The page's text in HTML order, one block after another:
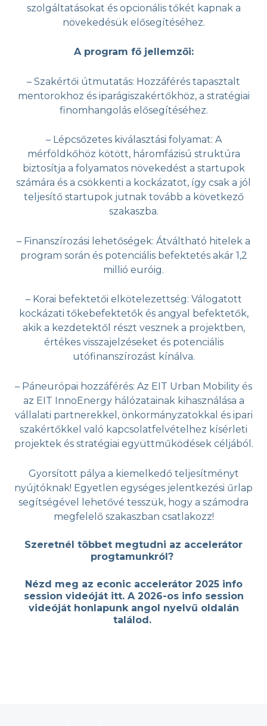
szolgáltatásokat és opcionális tőkét kapnak a
növekedésük elősegítéséhez.
A program fő jellemzői:
– Szakértői útmutatás: Hozzáférés tapasztalt
mentorokhoz és iparágiszakértőkhöz, a stratégiai
finomhangolás elősegítéséhez.
– Lépcsőzetes kiválasztási folyamat: A
mérföldkőhöz kötött, háromfázisú struktúra
biztosítja a folyamatos növekedést a startupok
számára és a csökkenti a kockázatot, így csak a jól
teljesítő startupok jutnak tovább a következő
szakaszba.
– Finanszírozási lehetőségek: Átváltható hitelek a
program során és potenciális befektetés akár 1,2
millió euróig.
– Korai befektetői elkötelezettség: Válogatott
kockázati tőkebefektetők és angyal befektetők,
akik a kezdetektől részt vesznek a projektben,
értékes visszajelzéseket és potenciális
utófinanszírozást kínálva.
– Páneurópai hozzáférés: Az EIT Urban Mobility és
az EIT InnoEnergy hálózatainak kihasználása a
vállalati partnerekkel, önkormányzatokkal és ipari
szakértőkkel való kapcsolatfelvételhez kísérleti
projektek és stratégiai együttműködések céljából.
Gyorsított pálya a kiemelkedő teljesítményt
nyújtóknak! Egyetlen egységes jelentkezési űrlap
segítségével lehetővé tesszük, hogy a számodra
megfelelő szakaszban csatlakozz!
Szeretnél többet megtudni az accelerátor
progtamunkról?
Nézd meg az econic accelerátor 2025 info
session videóját itt. A 2026-os info session
videóját honlapunk angol nyelvű oldalán
találod.